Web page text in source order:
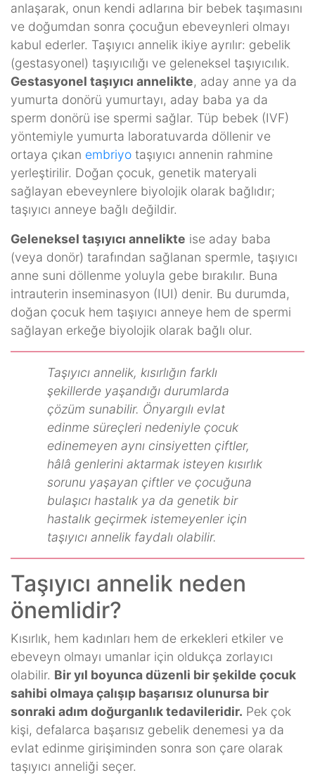
anlaşarak, onun kendi adlarına bir bebek taşımasını
ve doğumdan sonra çocuğun ebeveynleri olmayı
kabul ederler. Taşıyıcı annelik ikiye ayrılır: gebelik
(gestasyonel) taşıyıcılığı ve geleneksel taşıyıcılık.
Gestasyonel taşıyıcı annelikte, aday anne ya da
yumurta donörü yumurtayı, aday baba ya da
sperm donörü ise spermi sağlar. Tüp bebek (IVF)
yöntemiyle yumurta laboratuvarda döllenir ve
ortaya çıkan embriyo taşıyıcı annenin rahmine
yerleştirilir. Doğan çocuk, genetik materyali
sağlayan ebeveynlere biyolojik olarak bağlıdır;
taşıyıcı anneye bağlı değildir.
Geleneksel taşıyıcı annelikte ise aday baba
(veya donör) tarafından sağlanan spermle, taşıyıcı
anne suni döllenme yoluyla gebe bırakılır. Buna
intrauterin inseminasyon (IUI) denir. Bu durumda,
doğan çocuk hem taşıyıcı anneye hem de spermi
sağlayan erkeğe biyolojik olarak bağlı olur.
Taşıyıcı annelik, kısırlığın farklı
şekillerde yaşandığı durumlarda
çözüm sunabilir. Önyargılı evlat
edinme süreçleri nedeniyle çocuk
edinemeyen aynı cinsiyetten çiftler,
hâlâ genlerini aktarmak isteyen kısırlık
sorunu yaşayan çiftler ve çocuğuna
bulaşıcı hastalık ya da genetik bir
hastalık geçirmek istemeyenler için
taşıyıcı annelik faydalı olabilir.
Taşıyıcı annelik neden
önemlidir?
Kısırlık, hem kadınları hem de erkekleri etkiler ve
ebeveyn olmayı umanlar için oldukça zorlayıcı
olabilir. Bir yıl boyunca düzenli bir şekilde çocuk
sahibi olmaya çalışıp başarısız olunursa bir
sonraki adım doğurganlık tedavileridir. Pek çok
kişi, defalarca başarısız gebelik denemesi ya da
evlat edinme girişiminden sonra son çare olarak
taşıyıcı anneliği seçer.